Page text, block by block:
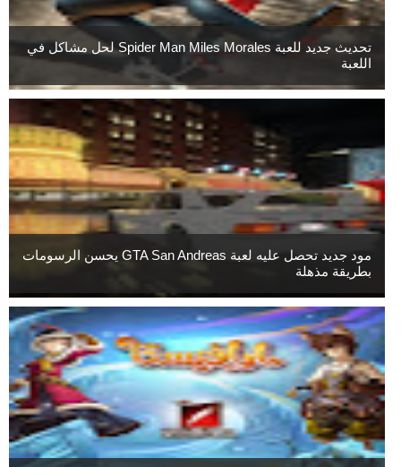
تحديث جديد للعبة Spider Man Miles Morales لحل مشاكل في
اللعبة
مود جديد تحصل عليه لعبة GTA San Andreas يحسن الرسومات
بطريقة مذهلة